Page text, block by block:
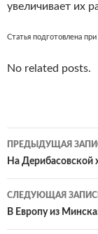
увеличивает их
Статья подготовлена
No related posts.
Навигация
по
записям
ПРЕДЫДУЩАЯ
На Дерибасовской
СЛЕДУЮЩАЯ
В Европу из